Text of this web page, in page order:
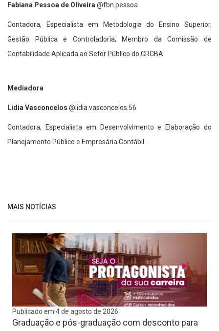
Fabiana Pessoa de Oliveira @fbn.pessoa
Contadora, Especialista em Metodologia do Ensino Superior,
Gestão Pública e Controladoria; Membro da Comissão de
Contabilidade Aplicada ao Setor Público do CRCBA.
Mediadora
Lidia Vasconcelos @lidia.vasconcelos.56
Contadora, Especialista em Desenvolvimento e Elaboração do
Planejamento Público e Empresária Contábil.
MAIS NOTÍCIAS
Publicado em 4 de agosto de 2026
Graduação e pós-graduação com desconto para